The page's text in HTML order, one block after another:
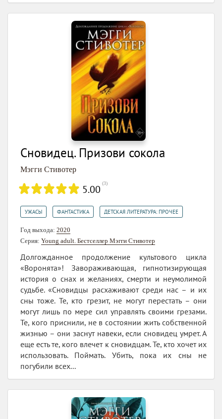
Сновидец. Призови сокола
Мэгги Стивотер
5.00 (3)
УЖАСЫ ФАНТАСТИКА ДЕТСКАЯ ЛИТЕРАТУРА: ПРОЧЕЕ
Год выхода: 2020
Серия: Young adult. Бестселлер Мэгги Стивотер
Долгожданное продолжение культового цикла
«Воронята»! Завораживающая, гипнотизирующая
история о снах и желаниях, смерти и неумолимой
судьбе. «Сновидцы расхаживают среди нас – и их
сны тоже. Те, кто грезит, не могут перестать – они
могут лишь по мере сил управлять своими грезами.
Те, кого приснили, не в состоянии жить собственной
жизнью – они заснут навеки, если сновидец умрет. А
еще есть те, кого влечет к сновидцам. Те, кто хочет их
использовать. Поймать. Убить, пока их сны не
погубили всех...